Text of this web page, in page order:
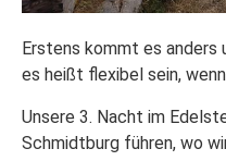
Erstens kommt es
es heißt flexibel sein,
Unsere 3. Nacht im
Schmidtburg führen, wo